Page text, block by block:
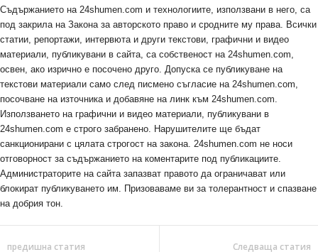
Съдържанието на 24shumen.com и технологиите, използвани в него, са
под закрила на Закона за авторското право и сродните му права. Всички
статии, репортажи, интервюта и други текстови, графични и видео
материали, публикувани в сайта, са собственост на 24shumen.com,
освен, ако изрично е посочено друго. Допуска се публикуване на
текстови материали само след писмено съгласие на 24shumen.com,
посочване на източника и добавяне на линк към 24shumen.com.
Използването на графични и видео материали, публикувани в
24shumen.com е строго забранено. Нарушителите ще бъдат
санкционирани с цялата строгост на закона. 24shumen.com не носи
отговорност за съдържанието на коментарите под публикациите.
Администраторите на сайта запазват правото да ограничават или
блокират публикуването им. Призоваваме ви за толерантност и спазване
на добрия тон.
предишна статия Следваща статия